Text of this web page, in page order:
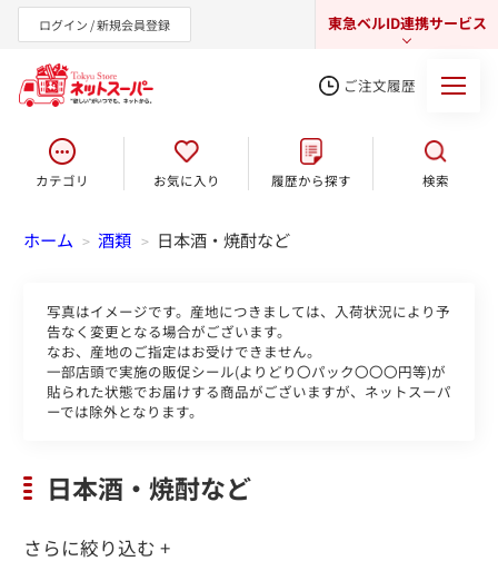
ログイン / 新規会員登録 東急ベルID連携サービス
東急オンラインショップ
ご注文履歴
カテゴリ お気に入り 履歴から探す 検索
ホーム > 酒類 > 日本酒・焼酎など
写真はイメージです。産地につきましては、入荷状況により予
告なく変更となる場合がございます。
なお、産地のご指定はお受けできません。
一部店頭で実施の販促シール(よりどり〇パック〇〇〇円等)が
貼られた状態でお届けする商品がございますが、ネットスーパ
ーでは除外となります。
日本酒・焼酎など
さらに絞り込む +